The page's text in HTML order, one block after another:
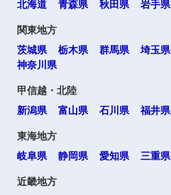
鳥取県
岡山県
山口県
高知県
北海道
青森県 秋田県 岩手県
関東地方
茨城県
栃木県 群馬県 埼玉県
神奈川県
甲信越・北陸
新潟県
富山県 石川県 福井県
東海地方
岐阜県
静岡県 愛知県 三重県
近畿地方